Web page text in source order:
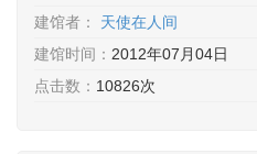
建馆者：
天使在人间
建馆时间： 2012年07月04日
点击数： 10826次